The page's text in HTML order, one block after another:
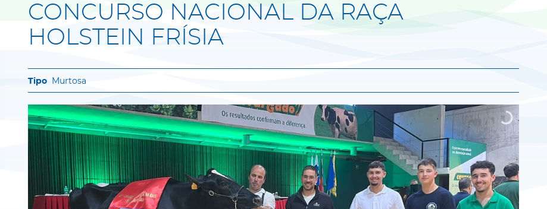
CONCURSO NACIONAL DA RAÇA
HOLSTEIN FRÍSIA
Murtosa